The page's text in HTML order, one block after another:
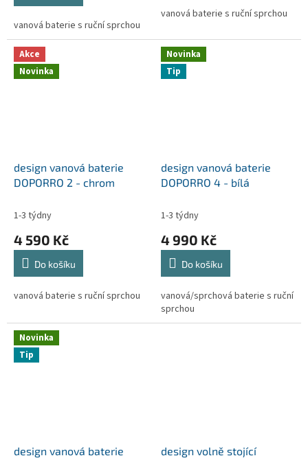
vanová baterie s ruční sprchou
5
vanová baterie s ruční sprchou
Akce
Novinka
design vanová baterie
DOPORRO 2 - chrom
1-3 týdny
4 590 Kč
Do košíku
vanová baterie s ruční sprchou
Novinka
Tip
design vanová baterie
DOPORRO 4 - bílá
1-3 týdny
4 990 Kč
Do košíku
vanová/sprchová baterie s ruční
sprchou
Novinka
Tip
design vanová baterie
design volně stojící